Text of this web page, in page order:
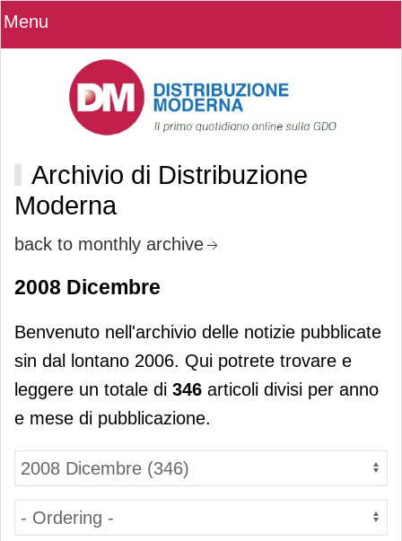
Menu
Archivio di Distribuzione
Moderna
back to monthly archive
2008 Dicembre
Benvenuto nell'archivio delle notizie pubblicate
sin dal lontano 2006. Qui potrete trovare e
leggere un totale di 346 articoli divisi per anno
e mese di pubblicazione.